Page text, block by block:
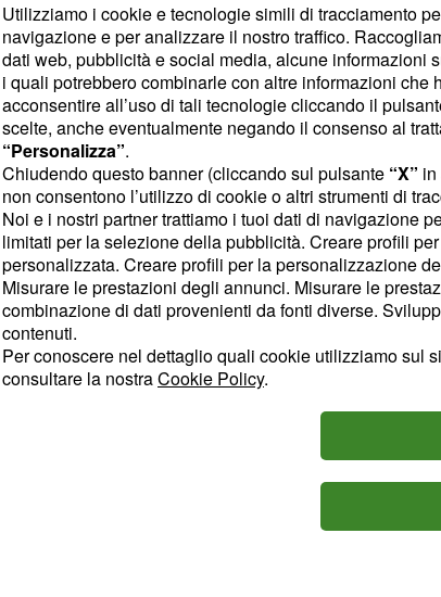
che "il problema, al di là della prevenzione, è la
del dannoe del rischio", rivelando di essere,
al lavoro "sulla sperimentazione dinuovi
che possanoresistere anche ad attacchi
". Uno studio che Tofalo definisce l'unico in
nuove norme tecniche da progettazione, quindi
e antiterroristiche, basate su modelli
e di impatto". Modelli che terrebbero conto
dei famigeraticamion bomba.
è, attraverso Facebook, anche il
della CameraLuigi Di Maio, cherende
il sottosegretario di Stato del governo
per le riforme e la semplificazioneJean-
Utilizziamo i cookie e tecnologie simili di tracciamento
navigazione e per analizzare il nostro traffico.
dati web, pubblicità e social media, alcune informazioni
i quali potrebbero combinarle con altre informazioni
acconsentire all’uso di tali tecnologie cliccando il
scelte, anche eventualmente negando il consenso al
“Personalizza”.
Chiudendo questo banner (cliccando sul pulsante “X”
non consentono l’utilizzo di cookie o altri strumenti di
Noi e i nostri partner trattiamo i tuoi dati di navigazione
limitati per la selezione della pubblicità. Creare profili
personalizzata. Creare profili per la personalizzazione
Misurare le prestazioni degli annunci. Misurare le
combinazione di dati provenienti da fonti diverse.
contenuti.
Per conoscere nel dettaglio quali cookie utilizziamo sul
consultare la nostraCookie Policy.